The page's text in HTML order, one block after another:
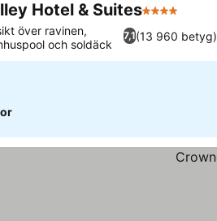
Hotel & Suites4 Stjärnor
7,1(13 960 betyg)
över ravinen,
och soldäck